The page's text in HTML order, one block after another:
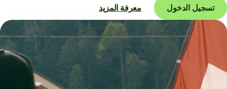
تسجيل الدخول معرفة المزيد